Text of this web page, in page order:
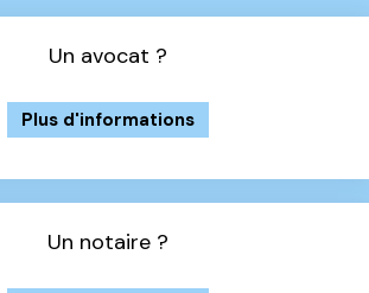
Un avocat ?
Plus d'informations
Un notaire ?